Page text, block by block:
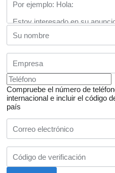
Compruebe el número de
internacional e incluir el código
país